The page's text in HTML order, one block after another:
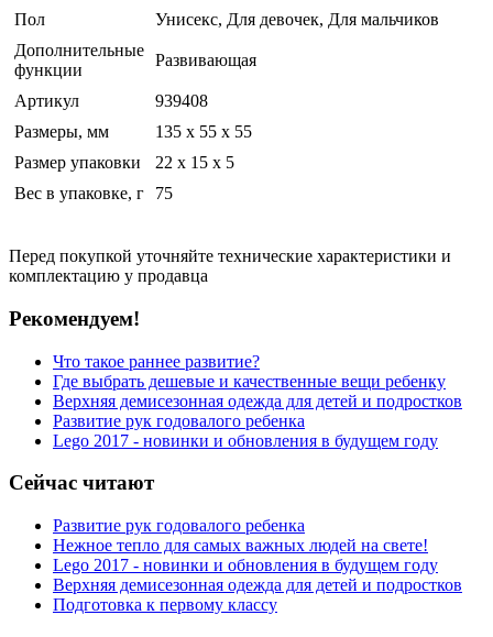
Пол
Унисекс, Для девочек, Для мальчиков
Дополнительные
функции
Развивающая
Артикул
939408
Размеры, мм
135 х 55 х 55
Размер упаковки
22 x 15 x 5
Вес в упаковке, г
75
Перед покупкой уточняйте технические характеристики и
комплектацию у продавца
Рекомендуем!
Что такое раннее развитие?
Где выбрать дешевые и качественные вещи ребенку
Верхняя демисезонная одежда для детей и подростков
Развитие рук годовалого ребенка
Lego 2017 - новинки и обновления в будущем году
Сейчас читают
Развитие рук годовалого ребенка
Нежное тепло для самых важных людей на свете!
Lego 2017 - новинки и обновления в будущем году
Верхняя демисезонная одежда для детей и подростков
Подготовка к первому классу